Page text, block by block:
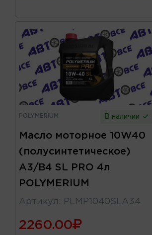
POLYMERIUM В наличии
Масло моторное 10W40
(полусинтетическое)
A3/B4 SL PRO 4л
POLYMERIUM
Артикул : PLMP1040SLA34
2260.00